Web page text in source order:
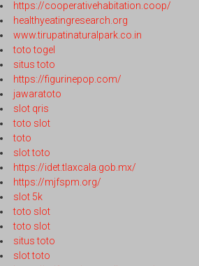
https://cooperativehabitation.coop/
healthyeatingresearch.org
www.tirupatinaturalpark.co.in
toto togel
situs toto
https://figurinepop.com/
jawaratoto
slot qris
toto slot
toto
slot toto
https://idet.tlaxcala.gob.mx/
https://mjfspm.org/
slot 5k
toto slot
toto slot
situs toto
slot toto